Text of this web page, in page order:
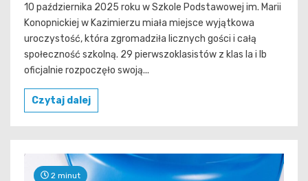
10 października 2025 roku w Szkole Podstawowej im. Marii
Konopnickiej w Kazimierzu miała miejsce wyjątkowa
uroczystość, która zgromadziła licznych gości i całą
społeczność szkolną. 29 pierwszoklasistów z klas Ia i Ib
oficjalnie rozpoczęło swoją...
Czytaj dalej
2 minut